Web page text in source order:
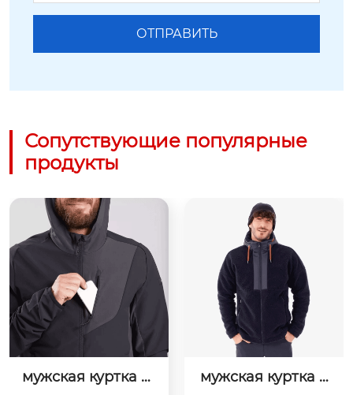
Сопутствующие популярные
продукты
мужская куртка so
мужская куртка в